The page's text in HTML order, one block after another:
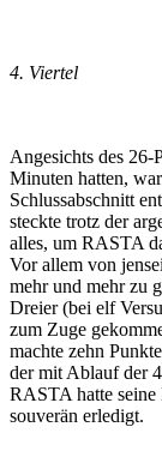
4. Viertel
Angesichts des 26-
Minuten hatten,
Schlussabschnitt
steckte trotz der
alles, um RASTA
Vor allem von
mehr und mehr zu
Dreier (bei elf
zum Zuge
machte zehn
der mit Ablauf der
RASTA hatte seine
souverän erledigt.